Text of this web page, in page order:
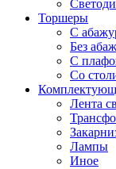
Торшеры
С
Без
С
Со
Лента
Лампы
Иное